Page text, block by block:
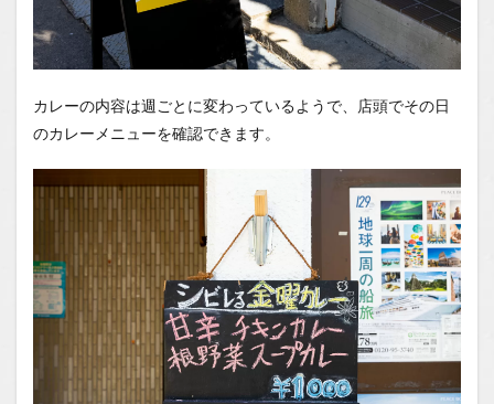
カレーの内容は週ごとに変わっているようで、店頭でその日
のカレーメニューを確認できます。